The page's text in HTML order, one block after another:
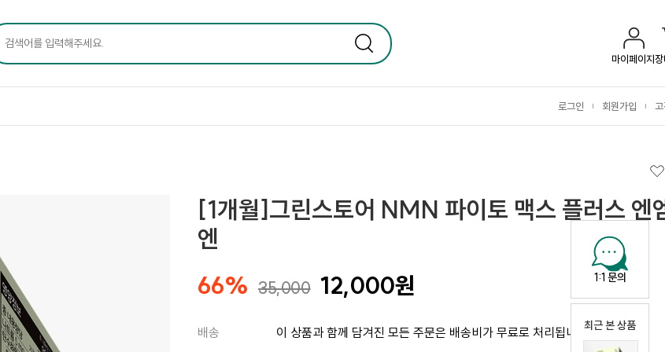
1:1 문의
최근 본 상품
마이페이지
로그인 | 회원가입 |
[1개월]그린스토어 NMN 파이토 맥스 플러스 엔
엔
66% 35,000 12,000원
배송 이 상품과 함께 담겨진 모든 주문은 배송비가 무료로 처리됩니다.